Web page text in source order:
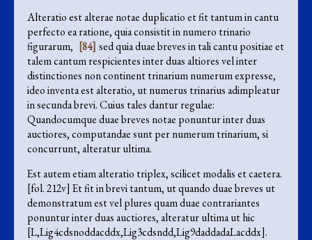
Alteratio est alterae notae duplicatio et fit tantum in cantu
perfecto ea ratione, quia consistit in numero trinario
figurarum, [84] sed quia duae breves in tali cantu positiae et
talem cantum respicientes inter duas altiores vel inter
distinctiones non continent trinarium numerum expresse,
ideo inventa est alteratio, ut numerus trinarius adimpleatur
in secunda brevi. Cuius tales dantur regulae:
Quandocumque duae breves notae ponuntur inter duas
auctiores, computandae sunt per numerum trinarium, si
concurrunt, alteratur ultima.
Est autem etiam alteratio triplex, scilicet modalis et caetera.
[fol. 212v] Et fit in brevi tantum, ut quando duae breves ut
demonstratum est vel plures quam duae contrariantes
ponuntur inter duas auctiores, alteratur ultima ut hic
[L,Lig4cdsnoddacddx,Lig3cdsndd,Lig9daddadaLacddx].